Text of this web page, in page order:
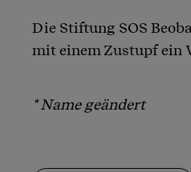
Die Stiftung SOS
mit einem Zustupf ein
* Name geändert